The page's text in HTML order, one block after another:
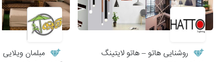
روشنایی هاتو – هاتو لایتینگ مبلمان